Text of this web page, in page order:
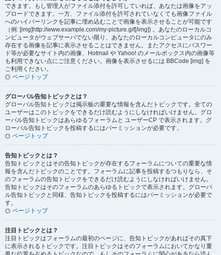
できます。もし管理人がファイル添付を許可していれば、あなたは画像をアッ
プロードできます。一方、ファイル添付を許可されていなくても画像ファイル
へのハイパーリンクを記事に埋め込むことで画像を表示させることが可能です
（例: [img]http://www.example.com/my-picture.gif[/img]) 。あなたのローカルコ
ンピュータがウェブサーバでない限り、あなたのローカルコンピュータにのみ
存在する画像を記事に表示させることはできません。またアクセスにパスワー
ド等が必要なサイト内の画像、Hotmail や Yahoo! のメールボックス内の画像等
も利用できない点にご注意ください。画像を表示させるには BBCode [img] を
ご利用ください。
ページトップ
グローバル告知トピックとは？
グローバル告知トピックは掲示板の重要な情報を含んだトピックです。全ての
ユーザーはこのトピックをできるだけ読むようにしなければいけません。グロ
ーバル告知トピックはあらゆるフォーラムと ユーザーCP で表示されます。グ
ローバル告知トピックを投稿するにはパーミッションが必要です。
ページトップ
告知トピックとは？
告知トピックとはその告知トピックが存在するフォーラムについての重要な情
報を含んだトピックのことです。フォーラムに記事を投稿するつもりなら、そ
のフォーラムの告知トピックをできるだけ読むようにしなければいけません。
告知トピックはそのフォーラムのあらゆるトピックで表示されます。グローバ
ル告知トピックと同様、告知トピックを投稿するにはパーミッションが必要で
す。
ページトップ
注目トピックとは？
注目トピックはフォーラムの最初のページに、告知トピックがあればその真下
に表示されるトピックです。注目トピックはそのフォーラムにおいてかなり重